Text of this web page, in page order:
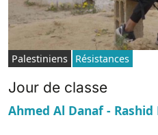
Palestiniens Résistances
Jour de classe
Ahmed Al Danaf -